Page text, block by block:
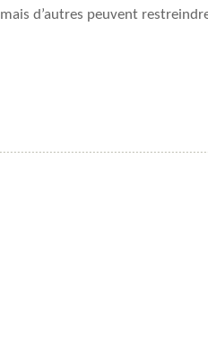
mais d’autres peuvent